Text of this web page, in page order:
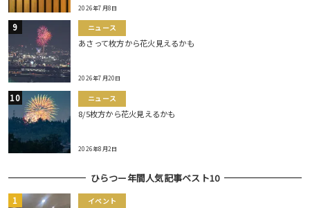
2026年7月8日
ニュース
あさって枚方から花火見えるかも
2026年7月20日
ニュース
8/5枚方から花火見えるかも
2026年8月2日
ひらつー年間人気記事ベスト10
イベント